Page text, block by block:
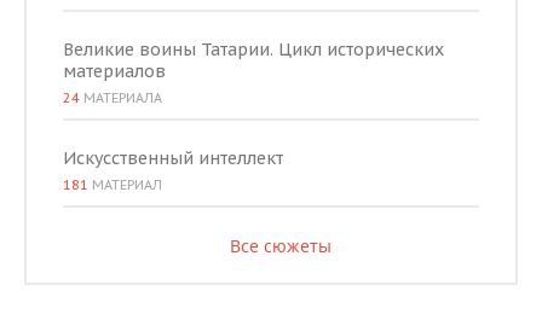
Великие воины Татарии. Цикл исторических
материалов
24 МАТЕРИАЛА
Искусственный интеллект
181 МАТЕРИАЛ
Все сюжеты